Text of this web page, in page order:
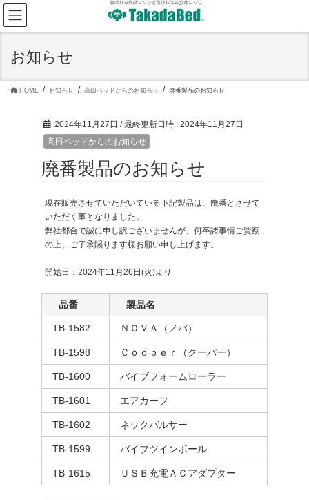
コ
テ
ン
ナ
ゲ
ー
お知らせ
HOME お知らせ 高田ベッドからのお知らせ 廃番製品のお知らせ
2024年11月27日 / 最終更新日時 : 2024年11月27日
高田ベッドからのお知らせ
廃番製品のお知らせ
現在販売させていただいている下記製品は、廃番とさせて
いただく事となりました。
弊社都合で誠に申し訳ございませんが、何卒諸事情ご賢察
の上、ご了承賜ります様お願い申し上げます。
開始日：2024年11月26日(火)より
品番 製品名
TB-1582 ＮＯＶＡ（ノバ）
TB-1598 Ｃｏｏｐｅｒ（クーパー）
TB-1600 バイブフォームローラー
TB-1601 エアカーフ
TB-1602 ネックパルサー
TB-1599 バイブツインボール
TB-1615 ＵＳＢ充電ＡＣアダプター